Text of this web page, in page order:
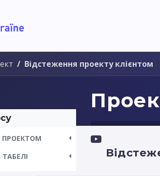
Відстеження проекту клієнтом
ПРОЕКТОМ